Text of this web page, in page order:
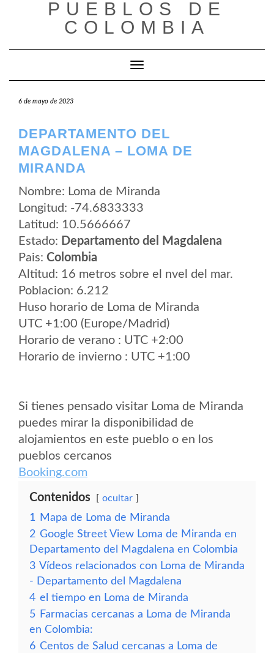
PUEBLOS DE
COLOMBIA
Cambiar modo de navegación
6 de mayo de 2023
DEPARTAMENTO DEL
MAGDALENA – LOMA DE
MIRANDA
Nombre: Loma de Miranda
Longitud: -74.6833333
Latitud: 10.5666667
Estado: Departamento del Magdalena
Pais: Colombia
Altitud: 16 metros sobre el nvel del mar.
Poblacion: 6.212
Huso horario de Loma de Miranda
UTC +1:00 (Europe/Madrid)
Horario de verano : UTC +2:00
Horario de invierno : UTC +1:00
Si tienes pensado visitar Loma de Miranda
puedes mirar la disponibilidad de
alojamientos en este pueblo o en los
pueblos cercanos
Booking.com
Contenidos ocultar
1
Mapa de Loma de Miranda
2 Google Street View Loma de Miranda en
Departamento del Magdalena en Colombia
3 Vídeos relacionados con Loma de Miranda
- Departamento del Magdalena
4 el tiempo en Loma de Miranda
5 Farmacias cercanas a Loma de Miranda
en Colombia:
6 Centos de Salud cercanas a Loma de